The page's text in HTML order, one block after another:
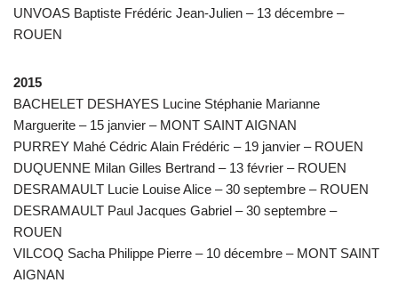
UNVOAS Baptiste Frédéric Jean-Julien – 13 décembre –
ROUEN
2015
BACHELET DESHAYES Lucine Stéphanie Marianne
Marguerite – 15 janvier – MONT SAINT AIGNAN
PURREY Mahé Cédric Alain Frédéric – 19 janvier – ROUEN
DUQUENNE Milan Gilles Bertrand – 13 février – ROUEN
DESRAMAULT Lucie Louise Alice – 30 septembre – ROUEN
DESRAMAULT Paul Jacques Gabriel – 30 septembre –
ROUEN
VILCOQ Sacha Philippe Pierre – 10 décembre – MONT SAINT
AIGNAN